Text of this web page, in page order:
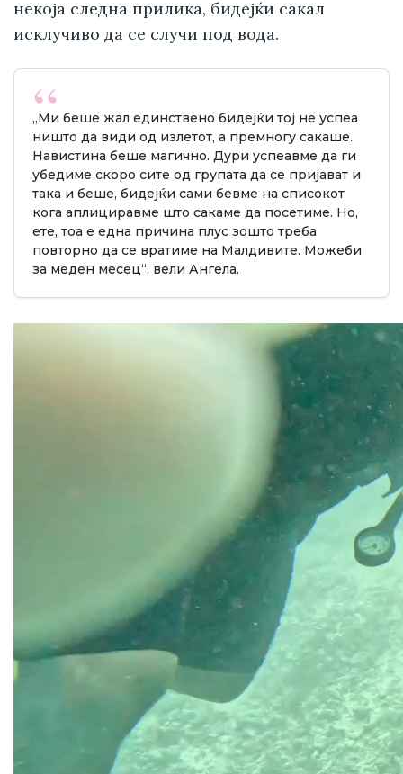
некоја следна прилика, бидејќи сакал
исклучиво да се случи под вода.
„Ми беше жал единствено бидејќи тој не успеа
ништо да види од излетот, а премногу сакаше.
Навистина беше магично. Дури успеавме да ги
убедиме скоро сите од групата да се пријават и
така и беше, бидејќи сами бевме на списокот
кога аплициравме што сакаме да посетиме. Но,
ете, тоа е една причина плус зошто треба
повторно да се вратиме на Малдивите. Можеби
за меден месец“, вели Ангела.